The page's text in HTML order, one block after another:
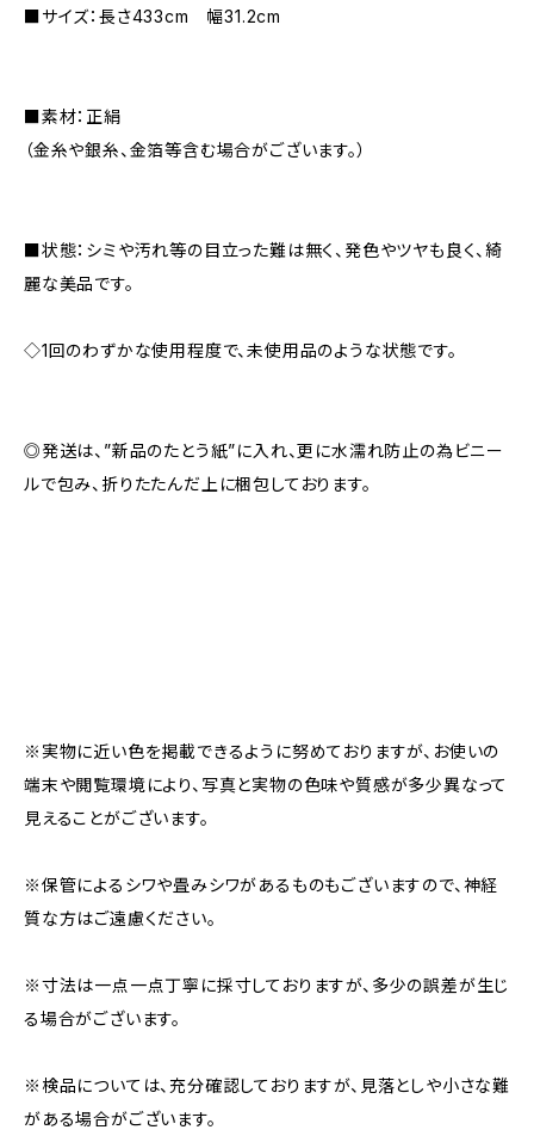
■サイズ：長さ433cm 幅31.2cm
■素材：正絹
（金糸や銀糸、金箔等含む場合がございます。）
■状態：シミや汚れ等の目立った難は無く、発色やツヤも良く、綺
麗な美品です。
◇1回のわずかな使用程度で、未使用品のような状態です。
◎発送は、”新品のたとう紙”に入れ、更に水濡れ防止の為ビニー
ルで包み、折りたたんだ上に梱包しております。
※実物に近い色を掲載できるように努めておりますが、お使いの
端末や閲覧環境により、写真と実物の色味や質感が多少異なって
見えることがございます。
※保管によるシワや畳みシワがあるものもございますので、神経
質な方はご遠慮ください。
※寸法は一点一点丁寧に採寸しておりますが、多少の誤差が生じ
る場合がございます。
※検品については、充分確認しておりますが、見落としや小さな難
がある場合がございます。